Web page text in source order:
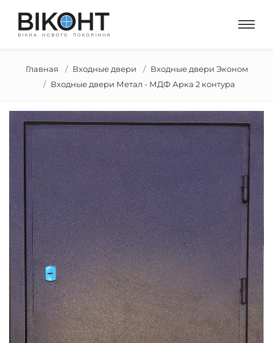
Главная Входные двери
Входные двери Эконом
Входные двери Метал - МДФ Арка 2 контура